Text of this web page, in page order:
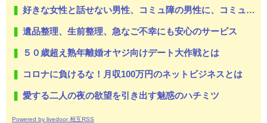
好きな女性と話せない男性、コミュ障の男性に、コミュ力向上セラピー講座
遺品整理、生前整理、急なご不幸にも安心のサービス
５０歳超え熟年離婚オヤジ向けデート大作戦とは
コロナに負けるな！月収100万円のネットビジネスとは
愛する二人の夜の欲望を引き出す魅惑のハチミツ
Powered by livedoor 相互RSS